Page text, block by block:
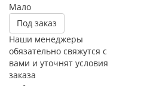
Мало
Под заказ
Наши менеджеры
обязательно свяжутся с
вами и уточнят условия
заказа